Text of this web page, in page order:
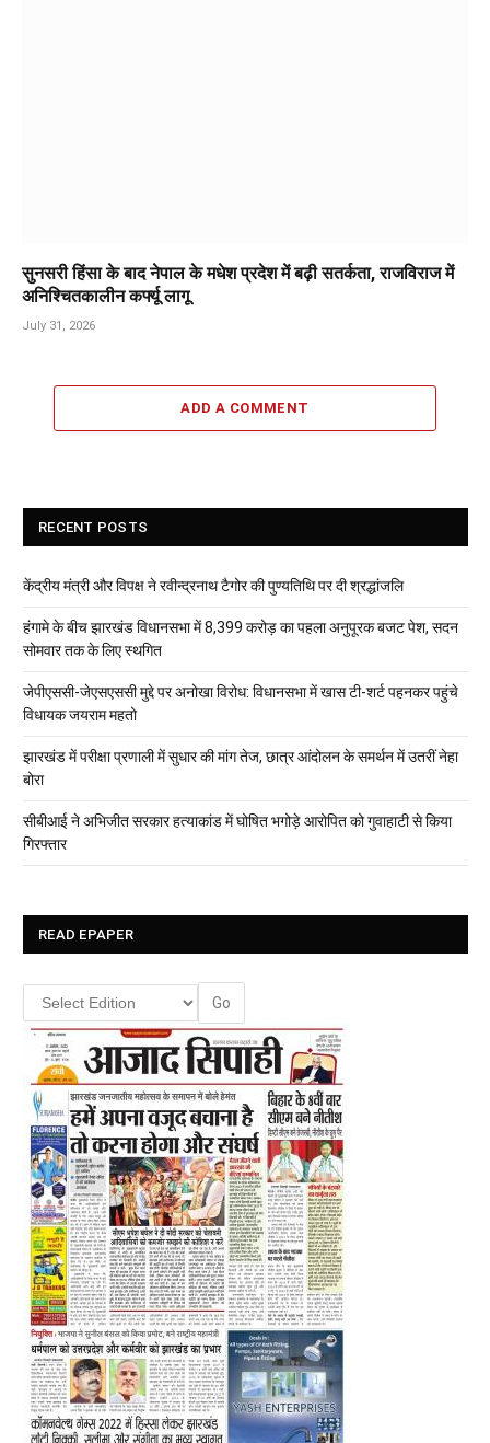
सुनसरी हिंसा के बाद नेपाल के मधेश प्रदेश में बढ़ी सतर्कता, राजविराज में
अनिश्चितकालीन कर्फ्यू लागू
July 31, 2026
ADD A COMMENT
RECENT POSTS
केंद्रीय मंत्री और विपक्ष ने रवीन्द्रनाथ टैगोर की पुण्यतिथि पर दी श्रद्धांजलि
हंगामे के बीच झारखंड विधानसभा में 8,399 करोड़ का पहला अनुपूरक बजट पेश, सदन
सोमवार तक के लिए स्थगित
जेपीएससी-जेएसएससी मुद्दे पर अनोखा विरोध: विधानसभा में खास टी-शर्ट पहनकर पहुंचे
विधायक जयराम महतो
झारखंड में परीक्षा प्रणाली में सुधार की मांग तेज, छात्र आंदोलन के समर्थन में उतरीं नेहा
बोरा
सीबीआई ने अभिजीत सरकार हत्याकांड में घोषित भगोड़े आरोपित को गुवाहाटी से किया
गिरफ्तार
READ EPAPER